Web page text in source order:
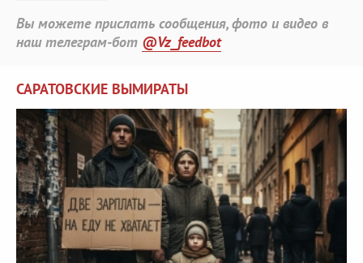
Вы можете прислать сообщения, фото и видео в
наш телеграм-бот @Vz_feedbot
САРАТОВСКИЕ ВЫМИРАТЫ